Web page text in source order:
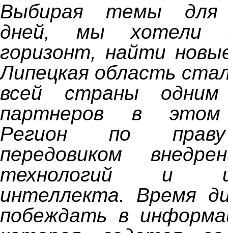
Выбирая темы для
дней, мы хотели
горизонт, найти
Липецкая область
всей страны
партнеров в этом
Регион по
передовиком
технологий и
интеллекта. Время
побеждать в